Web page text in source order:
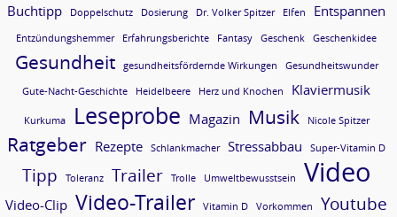
Buchtipp Doppelschutz Dosierung Dr. Volker Spitzer Elfen Entspannen
Entzündungshemmer Erfahrungsberichte Fantasy Geschenk Geschenkidee
Gesundheit gesundheitsfördernde Wirkungen Gesundheitswunder
Gute-Nacht-Geschichte Heidelbeere Herz und Knochen Klaviermusik
Kurkuma Leseprobe Magazin Musik Nicole Spitzer
Ratgeber Rezepte Schlankmacher Stressabbau Super-Vitamin D
Tipp Toleranz Trailer Trolle Umweltbewusstsein Video
Video-Clip Video-Trailer Vitamin D Vorkommen Youtube